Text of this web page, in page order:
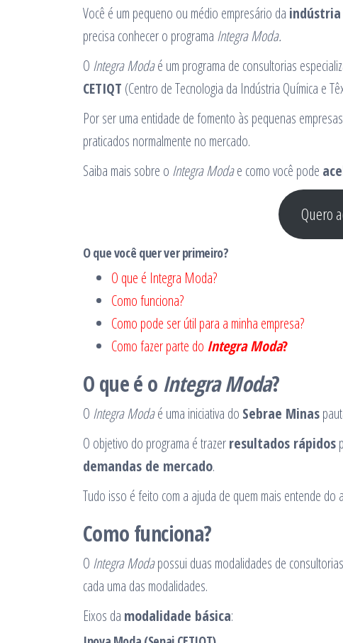
Você é um pequeno ou médio empresário da
precisa conhecer o programa Integra Moda.
O Integra Modaé um programa de consultorias
CETIQT (Centro de Tecnologia da Indústria Química e
Por ser uma entidade de fomento às pequenas
praticados normalmente no mercado.
Saiba mais sobre o Integra Modae como você pode
Quero
O que você quer ver primeiro?
O que é Integra Moda?
Como funciona?
Como pode ser útil para a minha empresa?
Como fazer parte do Integra Moda?
O que é o Integra Moda?
O Integra Modaé uma iniciativa do Sebrae Minas
O objetivo do programa é trazerresultados rápidos
demandas de mercado.
Tudo isso é feito com a ajuda de quem mais entende do
Como funciona?
O Integra Modapossui duas modalidades de
cada uma das modalidades.
Eixos da modalidade básica: